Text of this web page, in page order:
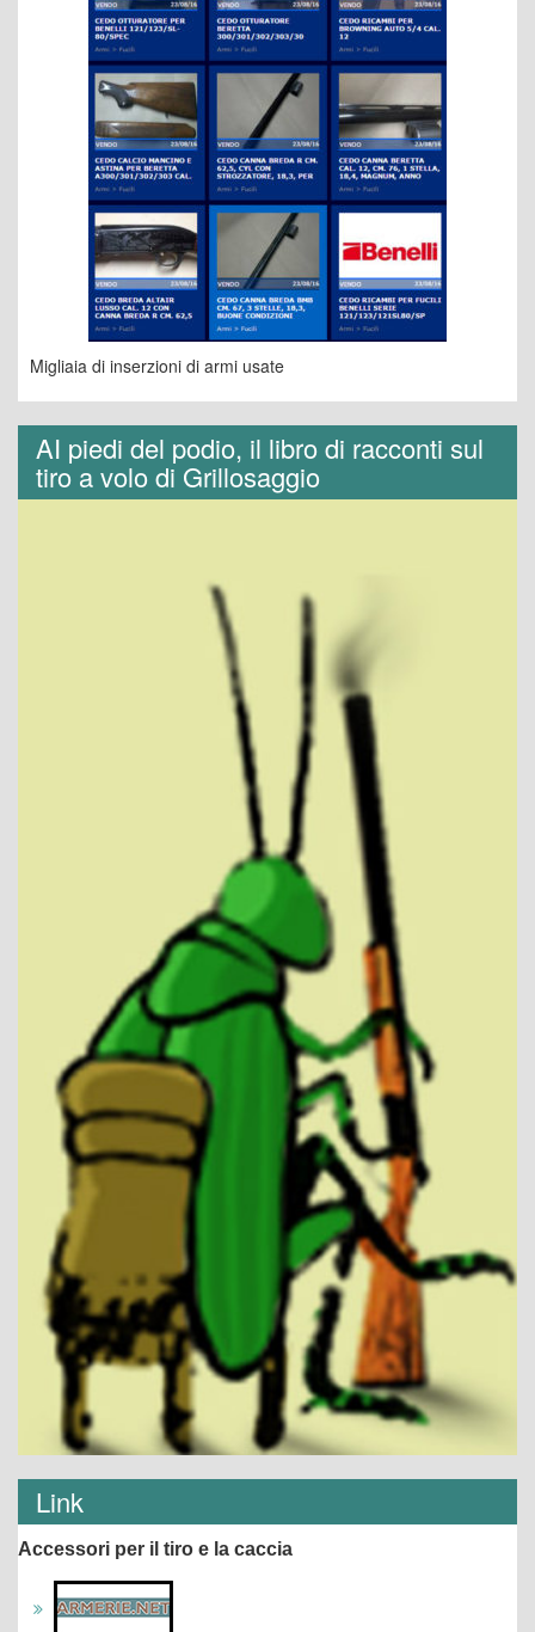
Migliaia di inserzioni di armi usate
AI piedi del podio, il libro di racconti sul
tiro a volo di Grillosaggio
Link
Accessori per il tiro e la caccia